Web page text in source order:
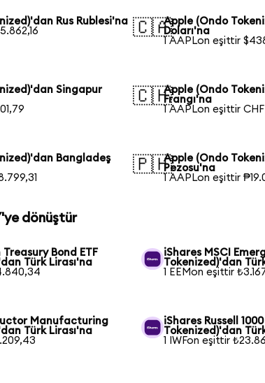
Rus Rublesi'na 🇨🇦Apple (Ondo
Doları'na
1 AAPLon eşittir
Singapur
🇨🇭Apple (Ondo
Frangı'na
1 AAPLon eşittir
Bangladeş
🇵🇭Apple (Ondo
Pezosu'na
1 AAPLon eşittir
dönüştür
Bond ETF
Türk Lirası'na
iShares MSCI
Tokenized)'dan
1 EEMon eşittir
Manufacturing
Türk Lirası'na
iShares Russell
Tokenized)'dan
1 IWFon eşittir